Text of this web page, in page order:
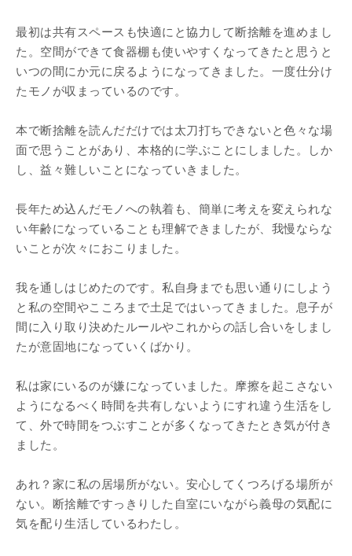
最初は共有スペースも快適にと協力して断捨離を進めまし
た。空間ができて食器棚も使いやすくなってきたと思うと
いつの間にか元に戻るようになってきました。一度仕分け
たモノが収まっているのです。
本で断捨離を読んだだけでは太刀打ちできないと色々な場
面で思うことがあり、本格的に学ぶことにしました。しか
し、益々難しいことになっていきました。
長年ため込んだモノへの執着も、簡単に考えを変えられな
い年齢になっていることも理解できましたが、我慢ならな
いことが次々におこりました。
我を通しはじめたのです。私自身までも思い通りにしよう
と私の空間やこころまで土足ではいってきました。息子が
間に入り取り決めたルールやこれからの話し合いをしまし
たが意固地になっていくばかり。
私は家にいるのが嫌になっていました。摩擦を起こさない
ようになるべく時間を共有しないようにすれ違う生活をし
て、外で時間をつぶすことが多くなってきたとき気が付き
ました。
あれ？家に私の居場所がない。安心してくつろげる場所が
ない。断捨離ですっきりした自室にいながら義母の気配に
気を配り生活しているわたし。